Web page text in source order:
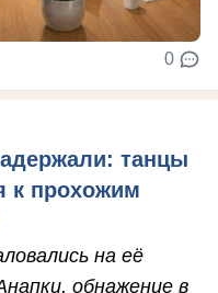
0
танцы
к прохожим
на её
обнажение в